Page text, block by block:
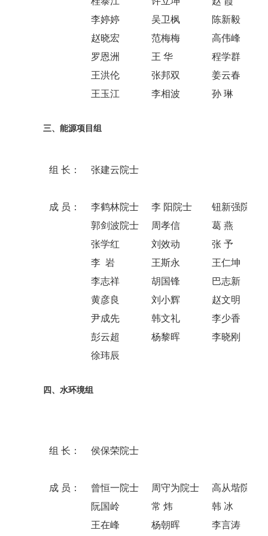
李婷婷
吴卫枫
陈新毅
赵晓宏
范梅梅
高伟峰
罗恩洲
王 华
程学群
王洪伦
张邦双
姜云春
王玉江
李相波 孙 琳
三、能源项目组
组 长： 张建云院士
成 员： 李鹤林院士 李 阳院士
钮新强院士
郭剑波院士
周孝信
葛 燕
张学红
刘效动
张 予
李 岩
王斯永
王仁坤
李志祥
胡国锋
巴志新
黄彦良
刘小辉
赵文明
尹成先
韩文礼
李少香
彭云超
杨黎晖
李晓刚
徐玮辰
四、水环境组
组 长： 侯保荣院士
成 员： 曾恒一院士 周守为院士
高从堦院士
阮国岭
常 炜
韩 冰
王在峰
杨朝晖 李言涛